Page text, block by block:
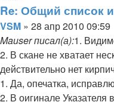
информация
пользователя
VSM
Re: Общий список
Цитата
Сообщение
VSM » 28 апр 2010 09:59
Mauser писал(а):1.
2. В скане не хватает
действительно нет
1. Да, опечатка,
2. В оигинале Указателя